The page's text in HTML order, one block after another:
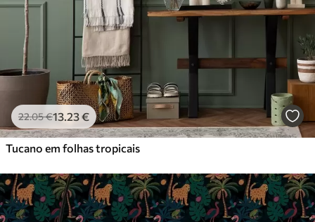
22.05€13.23€
Tucano em folhas tropicais